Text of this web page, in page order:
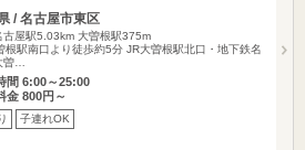
/ 名古屋市東区
古屋駅5.03km 大曽根駅375m
根駅南口より徒歩約5分 JR大曽根駅北口・地下鉄名
曽…
間 6:00～25:00
金 800円～
子連れOK